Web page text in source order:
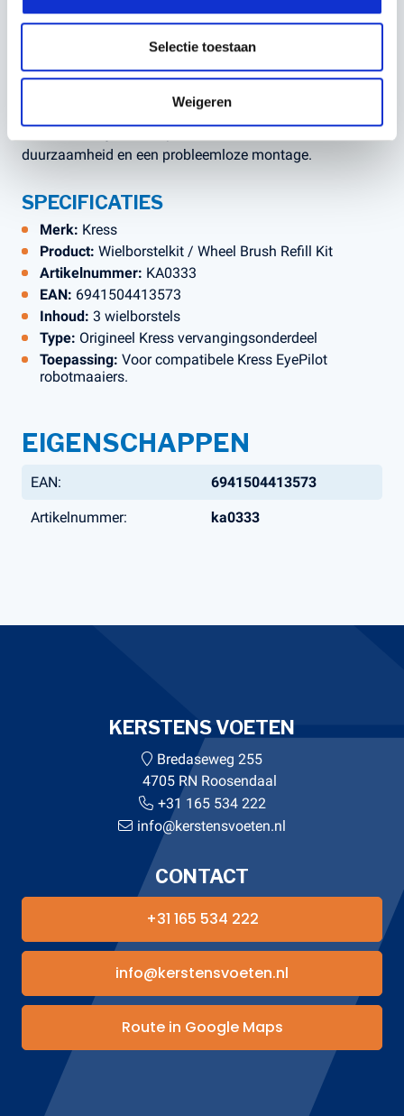
Selectie toestaan
Weigeren
robotmaaier. Door tijdig deoriginele Kress KA0333
te vervangen, blijven de aandrijfwielen vrij
van aangekoekt gras en vuil. Dit zorgt voor betere tractie,
onder vochtige omstandigheden. Originele Kress
onderdelen zijn ontworpen voor maximale
duurzaamheid en een probleemloze montage.
SPECIFICATIES
Merk: Kress
Product: Wielborstelkit / Wheel Brush Refill Kit
Artikelnummer: KA0333
EAN: 6941504413573
Inhoud: 3 wielborstels
Type: Origineel Kress vervangingsonderdeel
Toepassing: Voor compatibele Kress EyePilot
robotmaaiers.
EIGENSCHAPPEN
EAN: 6941504413573
Artikelnummer: ka0333
KERSTENS VOETEN
Bredaseweg 255
4705 RN Roosendaal
+31 165 534 222
info@kerstensvoeten.nl
CONTACT
+31 165 534 222
info@kerstensvoeten.nl
Route in Google Maps